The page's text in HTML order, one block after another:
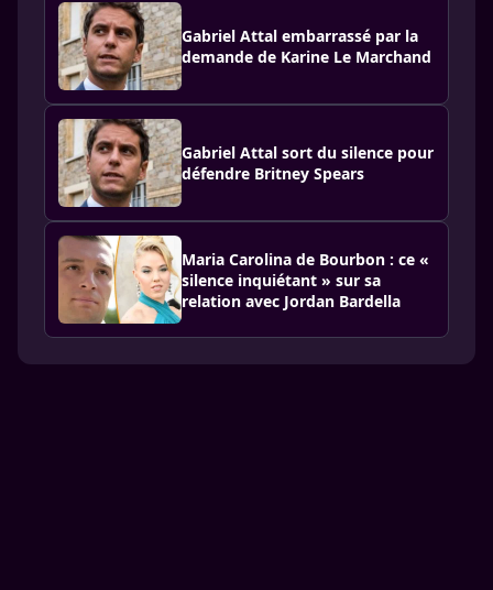
Gabriel Attal embarrassé par la
demande de Karine Le Marchand
Gabriel Attal sort du silence pour
défendre Britney Spears
Maria Carolina de Bourbon : ce «
silence inquiétant » sur sa
relation avec Jordan Bardella